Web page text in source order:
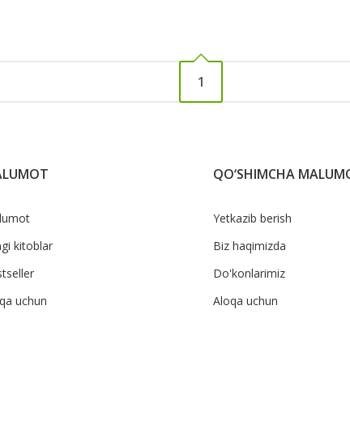
1
kitoblar
uchun
QO‘SHIMCHA
Yetkazib berish
Biz haqimizda
Do'konlarimiz
Aloqa uchun